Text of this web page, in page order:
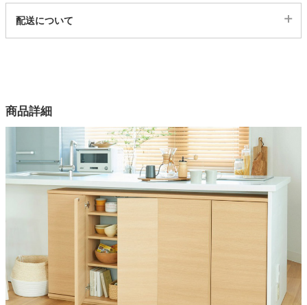
ガーデン
タワー
23400020
2色
プリント化粧繊維版
3cmピッチ可動棚
天板・地板：10Kg、移動棚7Kg
巾木よけサイズ
高さ5cm深さ1cm
配送について
商品詳細